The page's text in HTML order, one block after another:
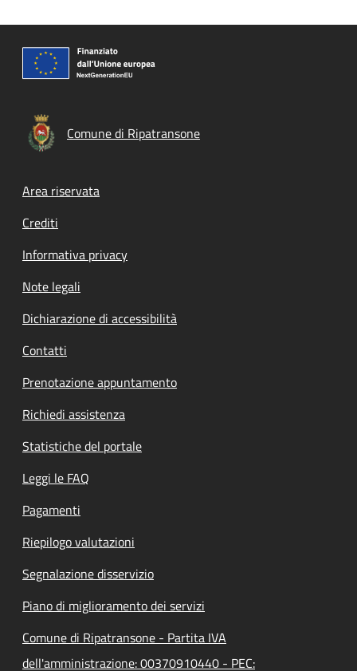
Comune di Ripatransone
Footer menu
Area riservata
Crediti
Informativa privacy
Note legali
Dichiarazione di accessibilità
Contatti
Prenotazione appuntamento
Richiedi assistenza
Statistiche del portale
Leggi le FAQ
Pagamenti
Riepilogo valutazioni
Segnalazione disservizio
Piano di miglioramento dei servizi
Comune di Ripatransone - Partita IVA
dell'amministrazione: 00370910440 - PEC: